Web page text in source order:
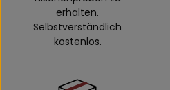
erhalten.
Selbstverständlich
kostenlos.